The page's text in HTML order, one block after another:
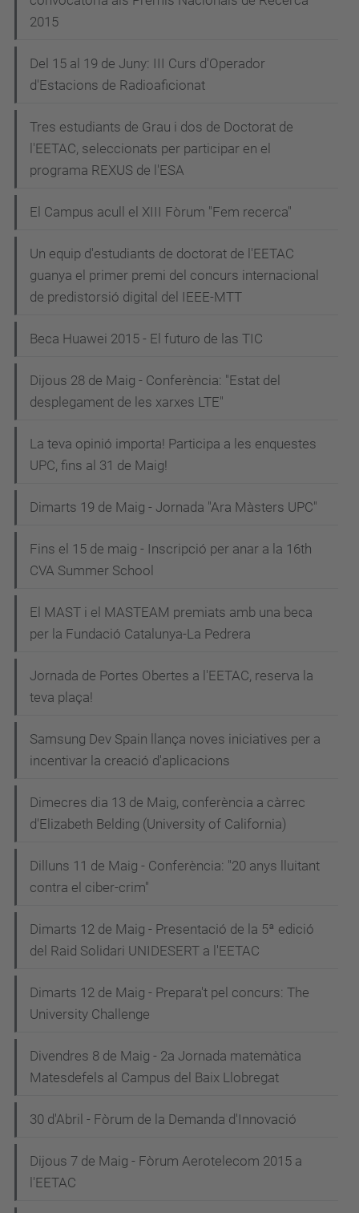
2015
Del 15 al 19 de Juny: III Curs d'Operador
d'Estacions de Radioaficionat
Tres estudiants de Grau i dos de Doctorat de
l'EETAC, seleccionats per participar en el
programa REXUS de l'ESA
El Campus acull el XIII Fòrum "Fem recerca"
Un equip d'estudiants de doctorat de l'EETAC
guanya el primer premi del concurs internacional
de predistorsió digital del IEEE-MTT
Beca Huawei 2015 - El futuro de las TIC
Dijous 28 de Maig - Conferència: "Estat del
desplegament de les xarxes LTE"
La teva opinió importa! Participa a les enquestes
UPC, fins al 31 de Maig!
Dimarts 19 de Maig - Jornada "Ara Màsters UPC"
Fins el 15 de maig - Inscripció per anar a la 16th
CVA Summer School
El MAST i el MASTEAM premiats amb una beca
per la Fundació Catalunya-La Pedrera
Jornada de Portes Obertes a l'EETAC, reserva la
teva plaça!
Samsung Dev Spain llança noves iniciatives per a
incentivar la creació d'aplicacions
Dimecres dia 13 de Maig, conferència a càrrec
d'Elizabeth Belding (University of California)
Dilluns 11 de Maig - Conferència: "20 anys lluitant
contra el ciber-crim"
Dimarts 12 de Maig - Presentació de la 5ª edició
del Raid Solidari UNIDESERT a l'EETAC
Dimarts 12 de Maig - Prepara't pel concurs: The
University Challenge
Divendres 8 de Maig - 2a Jornada matemàtica
Matesdefels al Campus del Baix Llobregat
30 d'Abril - Fòrum de la Demanda d'Innovació
Dijous 7 de Maig - Fòrum Aerotelecom 2015 a
l'EETAC